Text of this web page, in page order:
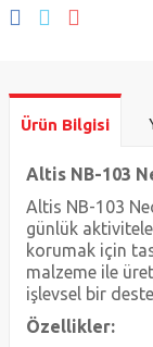
Ürün Bilgisi
Altis NB-103
Altis NB-103
günlük
korumak için
malzeme ile
işlevsel bir
Özellikler: